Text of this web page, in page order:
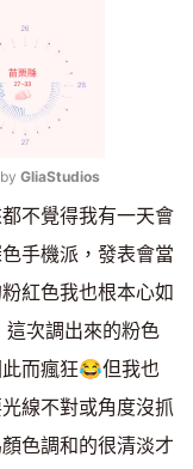
Mute
GliaStudios
不覺得我有一天會
手機派，發表會當
紅色我也根本心如
次調出來的粉色
而瘋狂😂但我也
線不對或角度沒抓
色調和的很清淡才